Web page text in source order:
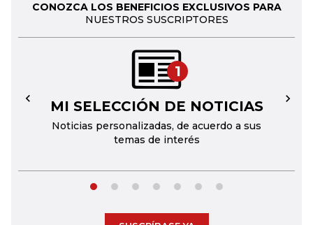
CONOZCA LOS BENEFICIOS EXCLUSIVOS PARA
NUESTROS SUSCRIPTORES
1
MI SELECCIÓN DE NOTICIAS
Noticias personalizadas, de acuerdo a sus
temas de interés
← →